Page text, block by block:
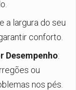
a largura do seu
conforto.
Desempenho:
ou
nos pés.